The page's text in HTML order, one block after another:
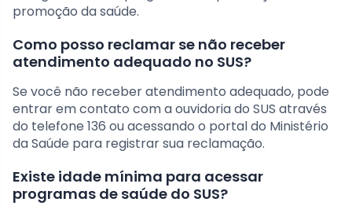
promoção da saúde.
Como posso reclamar se não receber
atendimento adequado no SUS?
Se você não receber atendimento adequado, pode
entrar em contato com a ouvidoria do SUS através
do telefone 136 ou acessando o portal do Ministério
da Saúde para registrar sua reclamação.
Existe idade mínima para acessar
programas de saúde do SUS?